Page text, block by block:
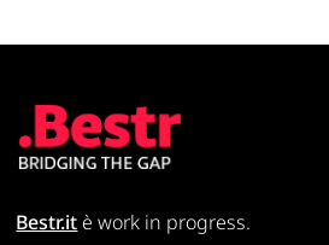
Bestr.it è work in progress.